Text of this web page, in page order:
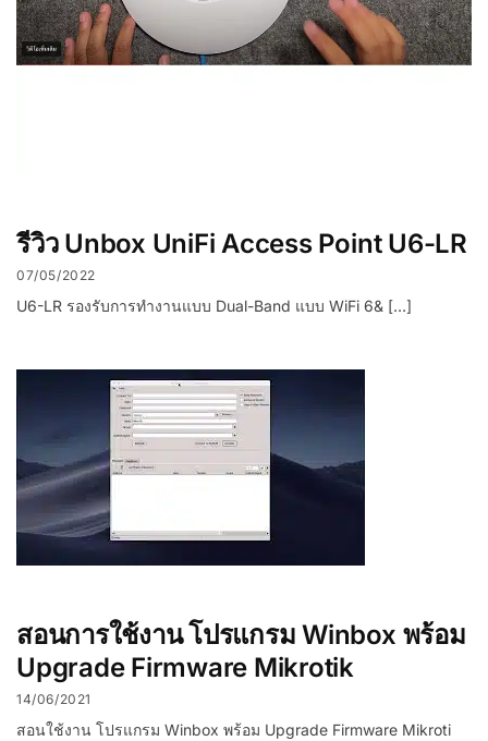
รีวิว Unbox UniFi Access Point U6-LR
07/05/2022
U6-LR รองรับการทำงานแบบ Dual-Band แบบ WiFi 6& […]
สอนการใช้งาน โปรแกรม Winbox พร้อม
Upgrade Firmware Mikrotik
14/06/2021
สอนใช้งาน โปรแกรม Winbox พร้อม Upgrade Firmware Mikroti